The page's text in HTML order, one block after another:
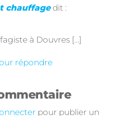
chauffage dit :
à Douvres […]
répondre
pour publier un